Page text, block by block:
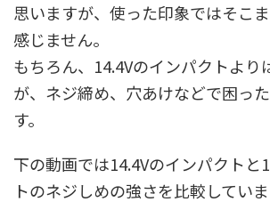
思いますが、使った印象ではそこ
感じません。
もちろん、14.4Vのインパクトより
が、ネジ締め、穴あけなどで困っ
す。
下の動画では14.4Vのインパクトと
トのネジしめの強さを比較してい